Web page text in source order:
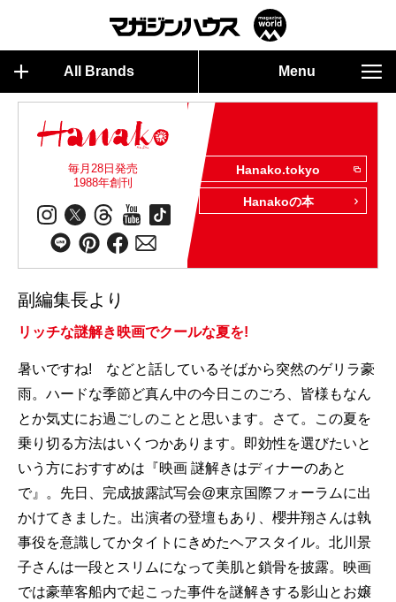
All Brands Menu
毎月28日発売
1988年創刊
Hanako.tokyo
Hanakoの本
副編集長より
リッチな謎解き映画でクールな夏を!
暑いですね! などと話しているそばから突然のゲリラ豪
雨。ハードな季節ど真ん中の今日このごろ、皆様もなん
とか気丈にお過ごしのことと思います。さて。この夏を
乗り切る方法はいくつかあります。即効性を選びたいと
いう方におすすめは『映画 謎解きはディナーのあと
で』。先日、完成披露試写会@東京国際フォーラムに出
かけてきました。出演者の登壇もあり、櫻井翔さんは執
事役を意識してかタイトにきめたヘアスタイル。北川景
子さんは一段とスリムになって美肌と鎖骨を披露。映画
では豪華客船内で起こった事件を謎解きする影山とお嬢